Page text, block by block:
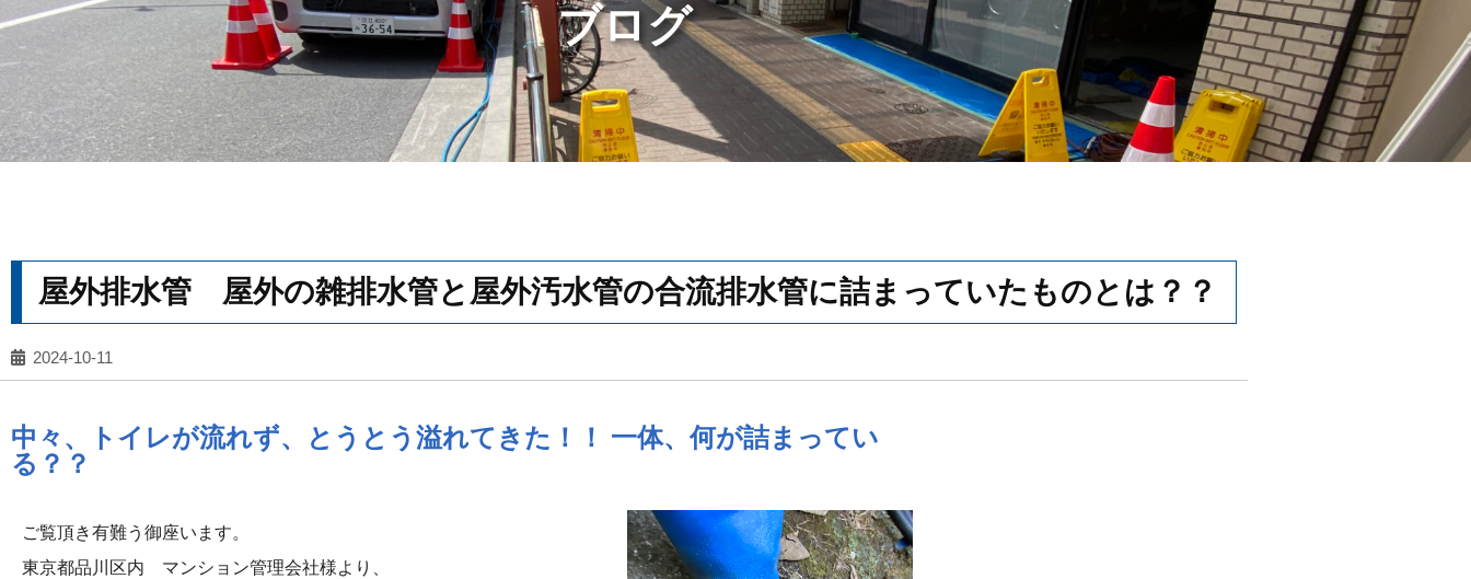
ブログ
屋外排水管 屋外の雑排水管と屋外汚水管の合流排水管に詰まっていたものとは？？
2024-10-11
中々、トイレが流れず、とうとう溢れてきた！！ 一体、何が詰まってい
る？？
ご覧頂き有難う御座います。
東京都品川区内 マンション管理会社様より、